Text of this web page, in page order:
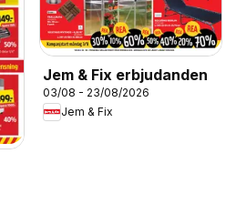
Jem & Fix erbjudanden
03/08 - 23/08/2026
Jem & Fix